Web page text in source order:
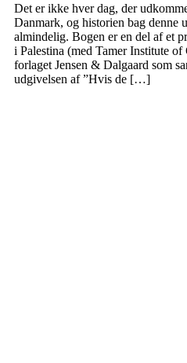
Det er ikke hver dag, der
Danmark, og historien bag denne
almindelig. Bogen er en del af et
i Palestina (med Tamer Institute
forlaget Jensen & Dalgaard som
udgivelsen af ”Hvis de […]